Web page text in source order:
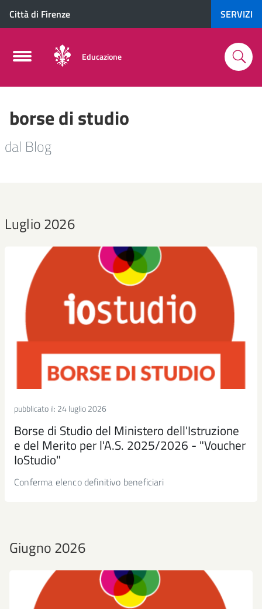
Città di Firenze SERVIZI
Educazione
borse di studio
dal Blog
Luglio 2026
pubblicato il: 24 luglio 2026
Borse di Studio del Ministero dell'Istruzione
e del Merito per l'A.S. 2025/2026 - "Voucher
IoStudio"
Conferma elenco definitivo beneficiari
Giugno 2026